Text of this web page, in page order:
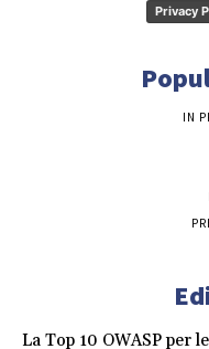
Privacy
IN
La Top 10 OWASP per